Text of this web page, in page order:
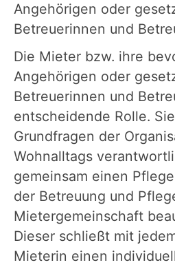
Angehörigen oder
Betreuerinnen und
Die Mieter bzw. ihre
Angehörigen oder
Betreuerinnen und
entscheidende Rolle.
Grundfragen der
Wohnalltags
gemeinsam einen
der Betreuung und
Mietergemeinschaft
Dieser schließt mit
Mieterin einen